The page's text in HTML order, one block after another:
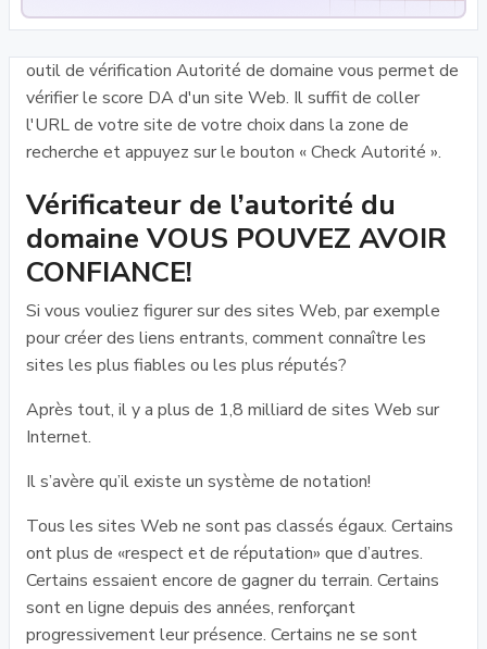
outil de vérification Autorité de domaine vous permet de
vérifier le score DA d'un site Web. Il suffit de coller
l'URL de votre site de votre choix dans la zone de
recherche et appuyez sur le bouton « Check Autorité ».
Vérificateur de l’autorité du
domaine VOUS POUVEZ AVOIR
CONFIANCE!
Si vous vouliez figurer sur des sites Web, par exemple
pour créer des liens entrants, comment connaître les
sites les plus fiables ou les plus réputés?
Après tout, il y a plus de 1,8 milliard de sites Web sur
Internet.
Il s’avère qu’il existe un système de notation!
Tous les sites Web ne sont pas classés égaux. Certains
ont plus de «respect et de réputation» que d’autres.
Certains essaient encore de gagner du terrain. Certains
sont en ligne depuis des années, renforçant
progressivement leur présence. Certains ne se sont